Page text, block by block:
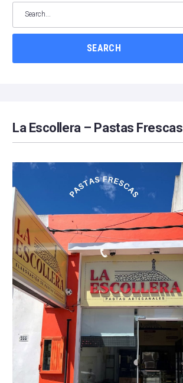
SEARCH
La Escollera – Pastas Frescas